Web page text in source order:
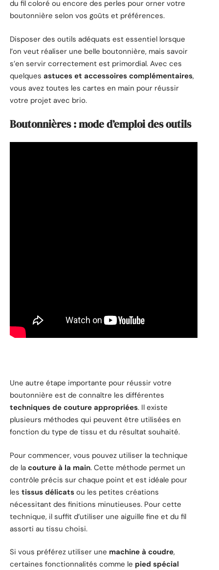
du fil coloré ou encore des perles pour orner votre
boutonnière selon vos goûts et préférences.
Disposer des outils adéquats est essentiel lorsque
l’on veut réaliser une belle boutonnière, mais savoir
s’en servir correctement est primordial. Avec ces
quelques astuces et accessoires complémentaires,
vous avez toutes les cartes en main pour réussir
votre projet avec brio.
Boutonnières : mode d’emploi des outils
Une autre étape importante pour réussir votre
boutonnière est de connaître les différentes
techniques de couture appropriées. Il existe
plusieurs méthodes qui peuvent être utilisées en
fonction du type de tissu et du résultat souhaité.
Pour commencer, vous pouvez utiliser la technique
de la couture à la main. Cette méthode permet un
contrôle précis sur chaque point et est idéale pour
les tissus délicats ou les petites créations
nécessitant des finitions minutieuses. Pour cette
technique, il suffit d’utiliser une aiguille fine et du fil
assorti au tissu choisi.
Si vous préférez utiliser une machine à coudre,
certaines fonctionnalités comme le pied spécial